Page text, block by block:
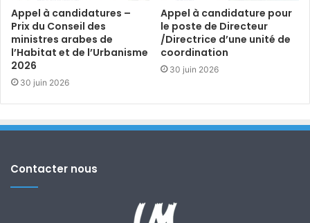
Appel à candidatures –
Prix du Conseil des
ministres arabes de
l’Habitat et de l’Urbanisme
2026
30 juin 2026
Appel à candidature pour
le poste de Directeur
/Directrice d’une unité de
coordination
30 juin 2026
Contacter nous